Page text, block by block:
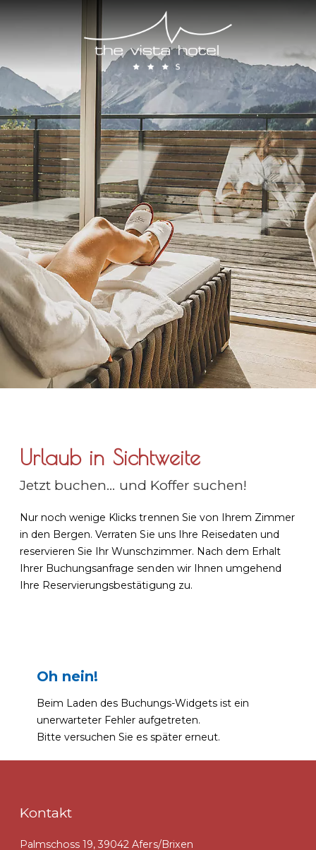
Urlaub in Sichtweite
Jetzt buchen… und Koffer suchen!
Nur noch wenige Klicks trennen Sie von Ihrem Zimmer
in den Bergen. Verraten Sie uns Ihre Reisedaten und
reservieren Sie Ihr Wunschzimmer. Nach dem Erhalt
Ihrer Buchungsanfrage senden wir Ihnen umgehend
Ihre Reservierungsbestätigung zu.
Oh nein!
Beim Laden des Buchungs-Widgets ist ein
unerwarteter Fehler aufgetreten.
Bitte versuchen Sie es später erneut.
Kontakt
Palmschoss 19, 39042 Afers/Brixen